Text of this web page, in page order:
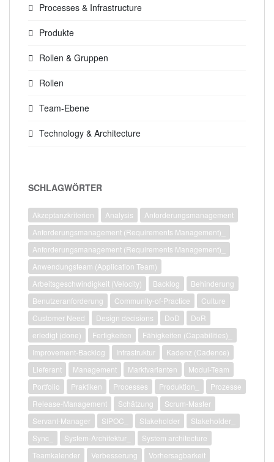
Processes & Infrastructure
Produkte
Rollen & Gruppen
Rollen
Team-Ebene
Technology & Architecture
SCHLAGWÖRTER
Akzeptanzkriterien Analysis
Anforderungsmanagement
Anforderungsmanagement (Requirements Management)_
Anforderungsmanagement (Requirements Management)_
Anwendungsteam (Application Team)
Arbeitsgeschwindigkeit (Velocity)
Backlog
Behinderung
Benutzeranforderung
Community-of-Practice
Culture
Customer Need
Design decisions DoD
DoR
erledigt (done)
Fertigkeiten
Fähigkeiten (Capabilities)_
Improvement-Backlog
Infrastruktur
Kadenz (Cadence)
Lieferant
Management Marktvarianten
Modul-Team
Portfolio
Praktiken Processes Produktion_
Prozesse
Release-Management
Schätzung
Scrum-Master
Servant-Manager
SIPOC_ Stakeholder
Stakeholder_
Sync_
System-Architektur_
System architecture
Teamkalender
Verbesserung Vorhersagbarkeit